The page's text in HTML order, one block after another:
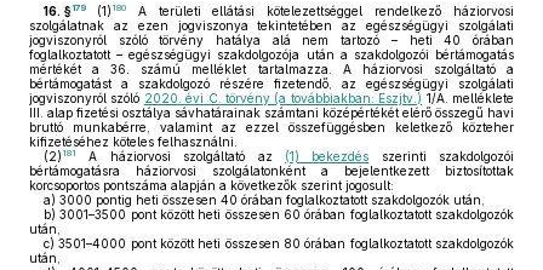
16. §179 (1) 180A területi ellátási kötelezettséggel rendelkező háziorvosi
szolgálatnak az ezen jogviszonya tekintetében az egészségügyi szolgálati
jogviszonyról szóló törvény hatálya alá nem tartozó – heti 40 órában
foglalkoztatott – egészségügyi szakdolgozója után a szakdolgozói bértámogatás
mértékét a 36. számú melléklet tartalmazza. A háziorvosi szolgáltató a
bértámogatást a szakdolgozó részére fizetendő, az egészségügyi szolgálati
jogviszonyról szóló 2020. évi C. törvény (a továbbiakban: Eszjtv.) 1/A. melléklete
III. alap fizetési osztálya sávhatárainak számtani középértékét elérő összegű havi
bruttó munkabérre, valamint az ezzel összefüggésben keletkező közteher
kifizetéséhez köteles felhasználni.
(2) 181 A háziorvosi szolgáltató az (1) bekezdés szerinti szakdolgozói
bértámogatásra háziorvosi szolgálatonként a bejelentkezett biztosítottak
korcsoportos pontszáma alapján a következők szerint jogosult:
a) 3000 pontig heti összesen 40 órában foglalkoztatott szakdolgozók után,
b) 3001–3500 pont között heti összesen 60 órában foglalkoztatott szakdolgozók
után,
c) 3501–4000 pont között heti összesen 80 órában foglalkoztatott szakdolgozók
után,